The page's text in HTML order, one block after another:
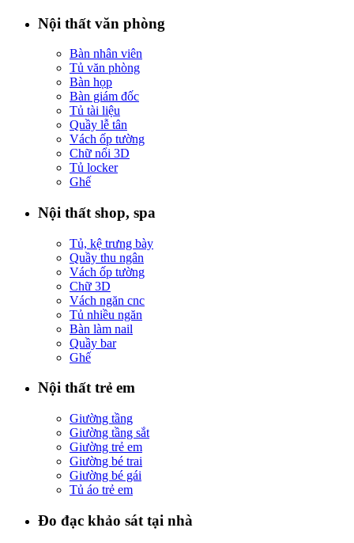
Nội thất văn phòng
Bàn nhân viên
Tủ văn phòng
Bàn họp
Bàn giám đốc
Tủ tài liệu
Quầy lễ tân
Vách ốp tường
Chữ nổi 3D
Tủ locker
Ghế
Nội thất shop, spa
Tủ, kệ trưng bày
Quầy thu ngân
Vách ốp tường
Chữ 3D
Vách ngăn cnc
Tủ nhiều ngăn
Bàn làm nail
Quầy bar
Ghế
Nội thất trẻ em
Giường tầng
Giường tầng sắt
Giường trẻ em
Giường bé trai
Giường bé gái
Tủ áo trẻ em
Đo đạc khảo sát tại nhà